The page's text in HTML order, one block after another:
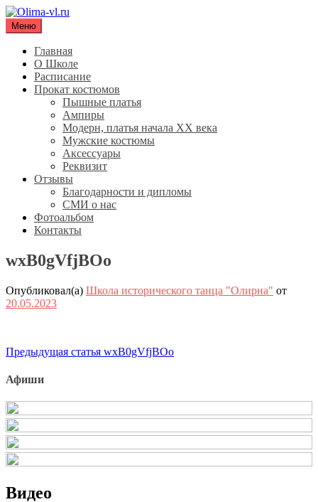
Перейти
содержимому
Olirna-vl.ru
Школа исторического танца "Олирна"
Меню
Главная
О Школе
Расписание
Прокат костюмов
Пышные платья
Ампиры
Модерн, платья начала XX века
Мужские костюмы
Аксессуары
Реквизит
Отзывы
Благодарности и дипломы
СМИ о нас
Фотоальбом
Контакты
wxB0gVfjBOo
Опубликовал(а) Школа исторического танца "Олирна" от
20.05.2023
Продолжить
чтение
Предыдущая статья wxB0gVfjBOo
Афиши
Видео